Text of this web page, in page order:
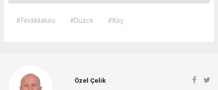
#Fındıklıaksu #Düzce #Köy
Özel Çelik